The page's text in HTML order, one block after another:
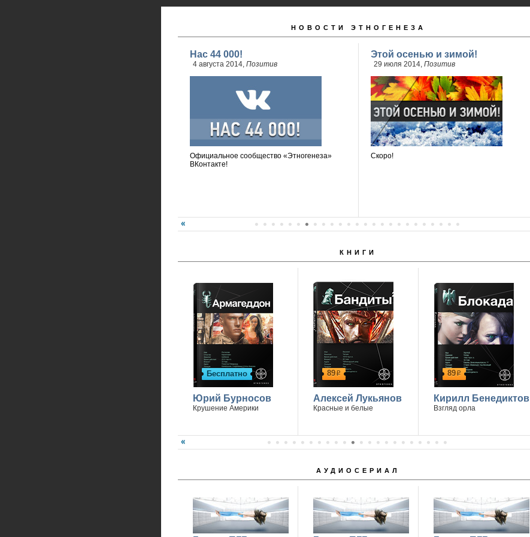
НОВОСТИ ЭТНОГЕНЕЗА
Нас 44 000!
4 августа 2014, Позитив
Официальное сообщество «Этногенеза»
ВКонтакте!
Этой осенью и зимой!
29 июля 2014, Позитив
Скоро!
КНИГИ
Бесплатно
Юрий Бурносов
Крушение Америки
89р
Алексей Лукьянов
Красные и белые
89р
Кирилл Бенедиктов
Взгляд орла
АУДИОСЕРИАЛ